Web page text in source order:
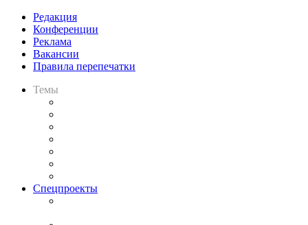
Редакция
Конференции
Реклама
Вакансии
Правила перепечатки
Темы
Спецпроекты